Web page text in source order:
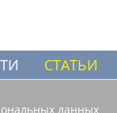
СТАТЬИ
данных